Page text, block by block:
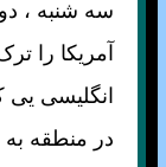
سه شنبه ،
آمريکا را
انگليسی يی
در منطقه